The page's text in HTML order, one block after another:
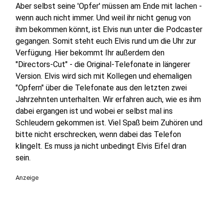
Aber selbst seine 'Opfer' müssen am Ende mit lachen -
wenn auch nicht immer. Und weil ihr nicht genug von
ihm bekommen könnt, ist Elvis nun unter die Podcaster
gegangen. Somit steht euch Elvis rund um die Uhr zur
Verfügung. Hier bekommt Ihr außerdem den
"Directors-Cut" - die Original-Telefonate in längerer
Version. Elvis wird sich mit Kollegen und ehemaligen
"Opfern" über die Telefonate aus den letzten zwei
Jahrzehnten unterhalten. Wir erfahren auch, wie es ihm
dabei ergangen ist und wobei er selbst mal ins
Schleudern gekommen ist. Viel Spaß beim Zuhören und
bitte nicht erschrecken, wenn dabei das Telefon
klingelt. Es muss ja nicht unbedingt Elvis Eifel dran
sein.
Anzeige